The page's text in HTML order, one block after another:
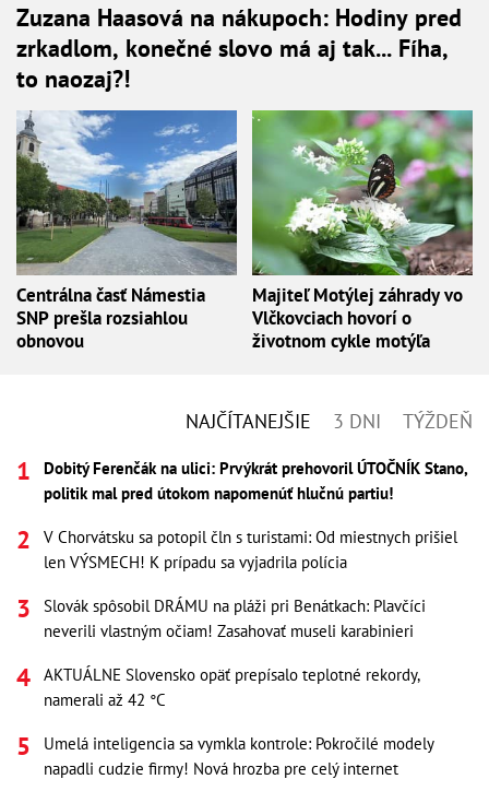
Zuzana Haasová na nákupoch: Hodiny pred
zrkadlom, konečné slovo má aj tak... Fíha,
to naozaj?!
Centrálna časť Námestia
SNP prešla rozsiahlou
obnovou
Majiteľ Motýlej záhrady vo
Vlčkovciach hovorí o
životnom cykle motýľa
NAJČÍTANEJŠIE 3 DNI TÝŽDEŇ
Dobitý Ferenčák na ulici: Prvýkrát prehovoril ÚTOČNÍK Stano,
politik mal pred útokom napomenúť hlučnú partiu!
V Chorvátsku sa potopil čln s turistami: Od miestnych prišiel
len VÝSMECH! K prípadu sa vyjadrila polícia
Slovák spôsobil DRÁMU na pláži pri Benátkach: Plavčíci
neverili vlastným očiam! Zasahovať museli karabinieri
AKTUÁLNE Slovensko opäť prepísalo teplotné rekordy,
namerali až 42 °C
Umelá inteligencia sa vymkla kontrole: Pokročilé modely
napadli cudzie firmy! Nová hrozba pre celý internet